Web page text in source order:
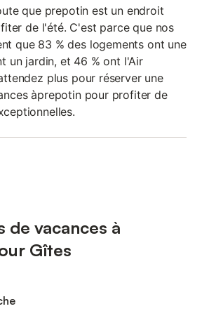
que prepotin est un endroit
de l'été. C'est parce que nos
que 83 % des logements ont une
un jardin, et 46 % ont l'Air
plus pour réserver une
àprepotin pour profiter de
de vacances à
Gîtes